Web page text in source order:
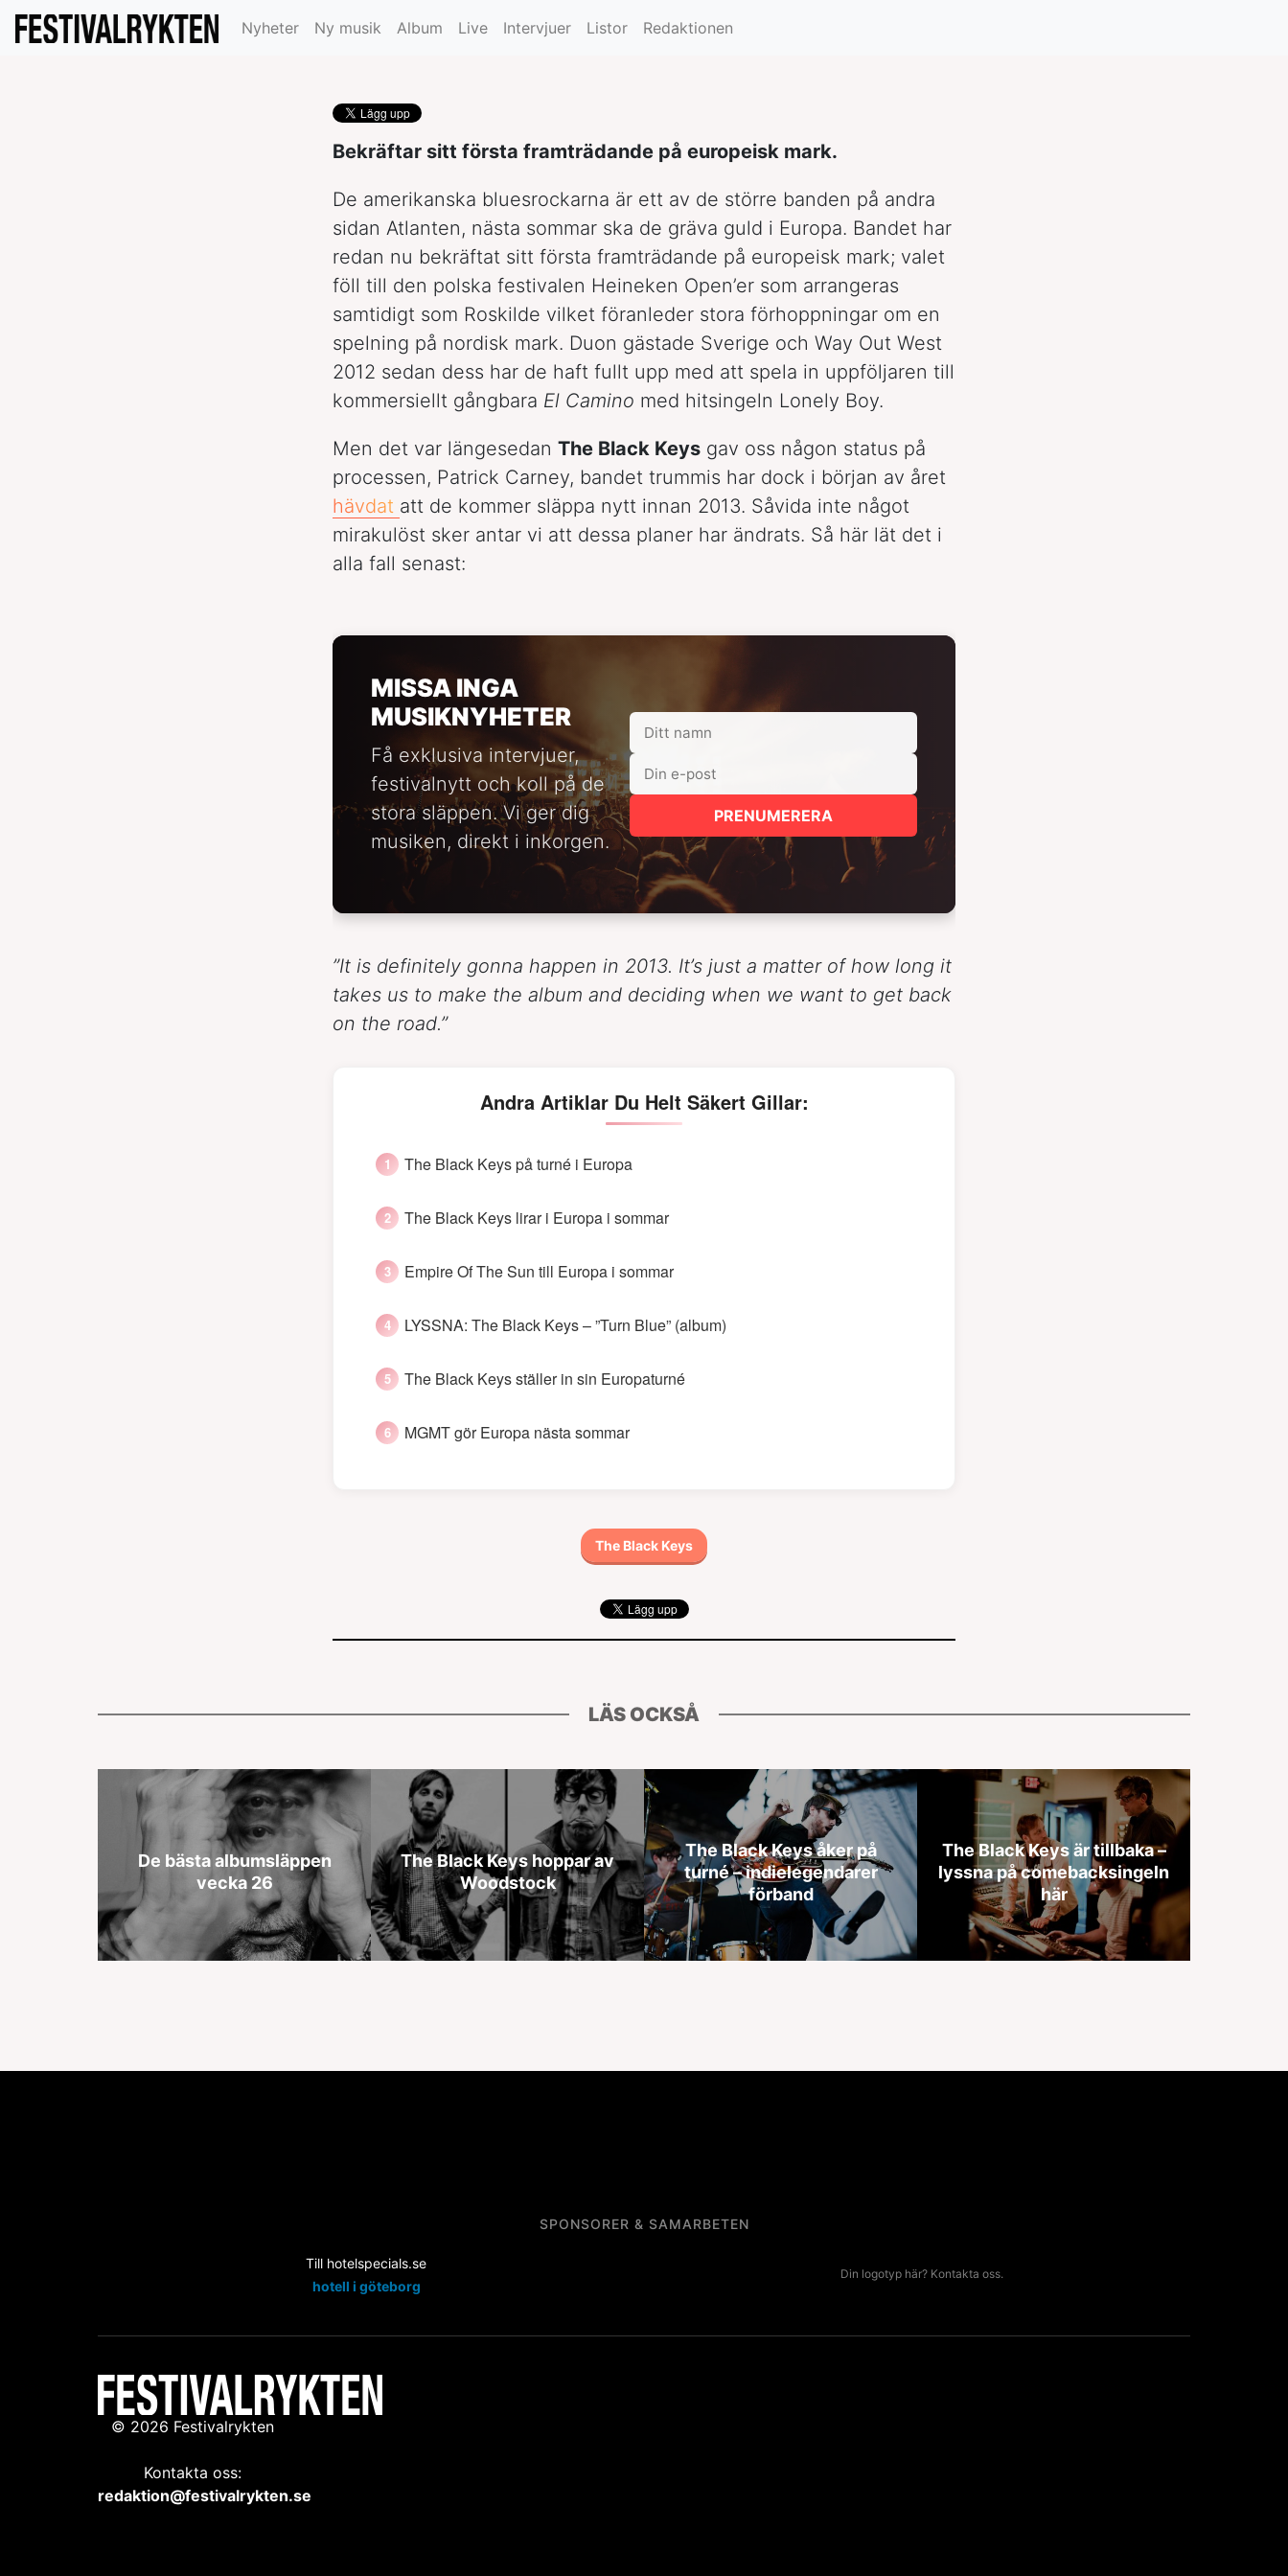
Nyheter Ny musik Album Live Intervjuer Listor Redaktionen
Bekräftar sitt första framträdande på europeisk mark.
De amerikanska bluesrockarna är ett av de större banden på andra
sidan Atlanten, nästa sommar ska de gräva guld i Europa. Bandet har
redan nu bekräftat sitt första framträdande på europeisk mark; valet
föll till den polska festivalen Heineken Open’er som arrangeras
samtidigt som Roskilde vilket föranleder stora förhoppningar om en
spelning på nordisk mark. Duon gästade Sverige och Way Out West
2012 sedan dess har de haft fullt upp med att spela in uppföljaren till
kommersiellt gångbara El Camino med hitsingeln Lonely Boy.
Men det var längesedan The Black Keys gav oss någon status på
processen, Patrick Carney, bandet trummis har dock i början av året
hävdat att de kommer släppa nytt innan 2013. Såvida inte något
mirakulöst sker antar vi att dessa planer har ändrats. Så här lät det i
alla fall senast:
MISSA INGA
MUSIKNYHETER
Få exklusiva intervjuer,
festivalnytt och koll på de
stora släppen. Vi ger dig
musiken, direkt i inkorgen.
PRENUMERERA
”It is definitely gonna happen in 2013. It’s just a matter of how long it
takes us to make the album and deciding when we want to get back
on the road.”
Andra Artiklar Du Helt Säkert Gillar:
The Black Keys på turné i Europa
The Black Keys lirar i Europa i sommar
Empire Of The Sun till Europa i sommar
LYSSNA: The Black Keys – ”Turn Blue” (album)
The Black Keys ställer in sin Europaturné
MGMT gör Europa nästa sommar
The Black Keys
LÄS OCKSÅ
De bästa albumsläppen
vecka 26
The Black Keys hoppar av
Woodstock
The Black Keys åker på
turné – indielegendarer
förband
The Black Keys är tillbaka –
lyssna på comebacksingeln
här
SPONSORER & SAMARBETEN
Till hotelspecials.se
hotell i göteborg
Din logotyp här? Kontakta oss.
© 2026 Festivalrykten
Kontakta oss:
redaktion@festivalrykten.se